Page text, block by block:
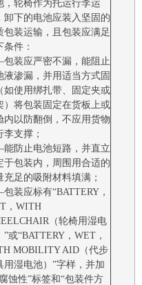
，轮椅作为托运行李运
卸下的电池应装入坚固的
包装运输，且包装应满足
条件：
装应严密不漏，能阻止
液渗漏，并用适当方式固
如使用绑扎带、固定夹或
）将包装固定在货板上或
内以防翻倒，不应用货物
李支撑；
防止电池短路，并直立
于包装内，周围用合适的
充足的吸附材料填满；
装应标有“BATTERY，
，WITH
（轮椅用湿电
”或“BATTERY，WET，
MOBILITY AID（代步
用湿电池）”字样，并加
蚀性”标签和“包装件方